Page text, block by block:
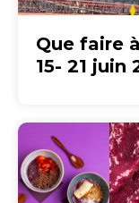
Que faire
15- 21 juin